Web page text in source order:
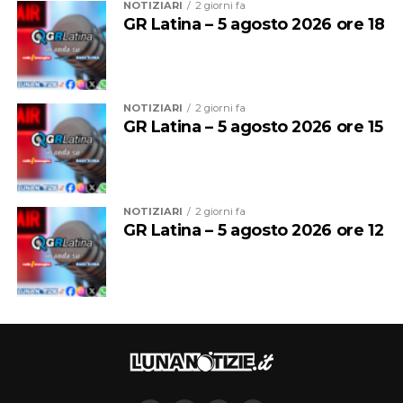
Neonatologia
Audio
Player
00:00
“Particolarmente significativo è stato il percorso che ha
portato alla scelta del tema grafico. L’ambientazione è
scuole della città di Latina e i cittadini attraverso i social
NOTIZIARI 2 giorni fa
GR Latina – 5 agosto 2026 ore 18
NOTIZIARI 2 giorni fa
GR Latina – 5 agosto 2026 ore 15
NOTIZIARI 2 giorni fa
GR Latina – 5 agosto 2026 ore 12